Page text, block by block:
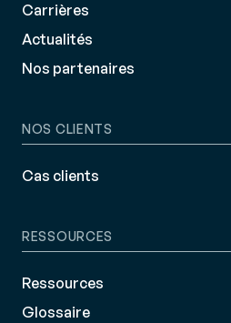
Carrières
Actualités
Nos partenaires
NOS CLIENTS
Cas clients
RESSOURCES
Ressources
Glossaire